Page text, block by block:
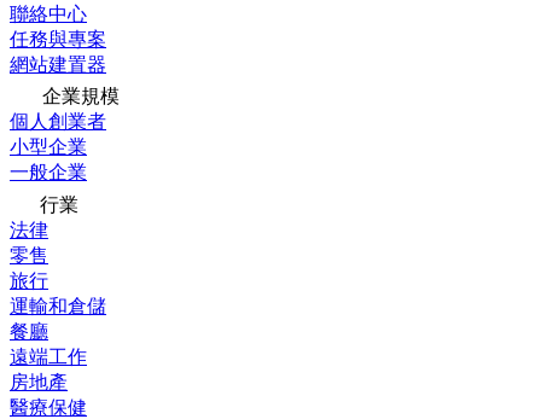
聯絡中心
任務與專案
網站建置器
企業規模
個人創業者
小型企業
一般企業
行業
法律
零售
旅行
運輸和倉儲
餐廳
遠端工作
房地產
醫療保健